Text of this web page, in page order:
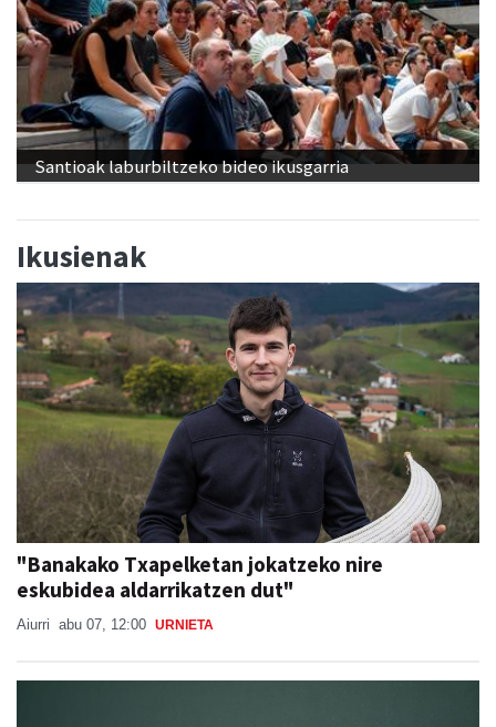
Santioak laburbiltzeko bideo ikusgarria
Ikusienak
"Banakako Txapelketan jokatzeko nire
eskubidea aldarrikatzen dut"
Aiurri abu 07, 12:00 URNIETA